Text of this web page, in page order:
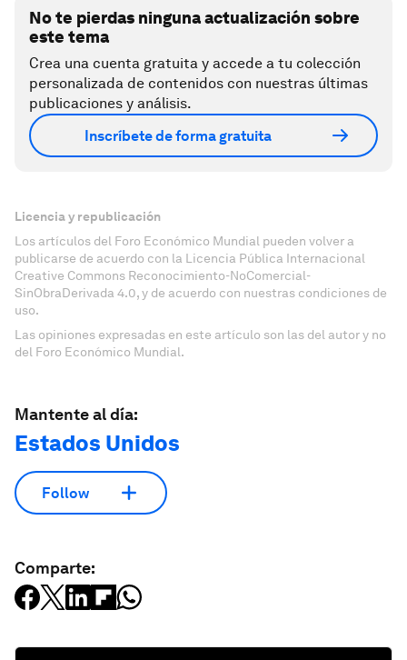
No te pierdas ninguna actualización sobre
este tema
Crea una cuenta gratuita y accede a tu colección
personalizada de contenidos con nuestras últimas
publicaciones y análisis.
Inscríbete de forma gratuita
Licencia y republicación
Los artículos del Foro Económico Mundial pueden volver a
publicarse de acuerdo con la Licencia Pública Internacional
Creative Commons Reconocimiento-NoComercial-
SinObraDerivada 4.0, y de acuerdo con nuestras condiciones de
uso.
Las opiniones expresadas en este artículo son las del autor y no
del Foro Económico Mundial.
Mantente al día:
Estados Unidos
Follow
Comparte: